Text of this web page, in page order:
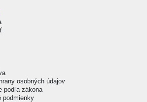
osobných údajov
podľa zákona
podmienky